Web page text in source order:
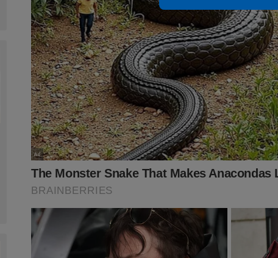
Você, leitor do JCO, tem visto as movimentações
Alexandre de Moraes? O próprio JCO já foi vítima da
judiciário. Foi devastador! Sobrevivemos graças a ajuda
comerciais. Para fortelecer a nossa batalha, considere se
o direito de assistir o primeiroPODCASTconservador
conteúdo da Revista A Verdade, onde os "assuntos
assinar, clique no link:https://
Outra forma de você apoiar o JCO é comprando um livro!
São TRÊS livros
(sobre o STF, Lula e as eleições 2022)
link abaixo: